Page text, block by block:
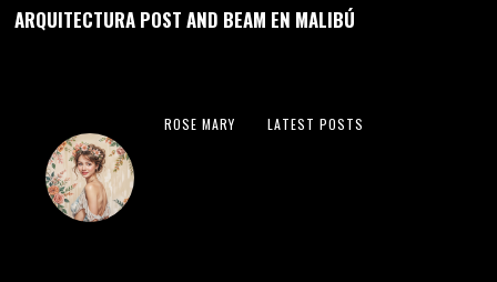
ARQUITECTURA POST AND BEAM EN MALIBÚ
ROSE MARY LATEST POSTS